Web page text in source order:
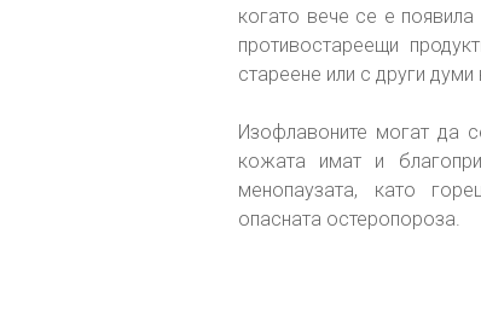
когато вече се е
противостареещи
стареене или с други
Изофлавоните могат да
кожата имат и
менопаузата, като
опасната остеропороза.